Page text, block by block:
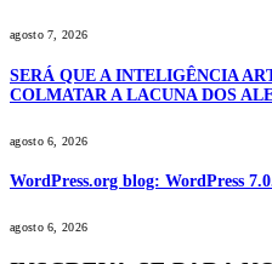
agosto 7, 2026
SERÁ QUE A INTELIGÊNCIA
COLMATAR A LACUNA DOS
agosto 6, 2026
WordPress.org blog: WordPress
agosto 6, 2026